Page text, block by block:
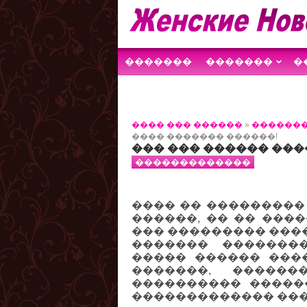
������� �������
���� ��� ������ »
���� ������� ������!
��� ��� ������
�������������
���� ��
������, �� ��
��� ���������
�������
����� ������
�������,
����������
�������������